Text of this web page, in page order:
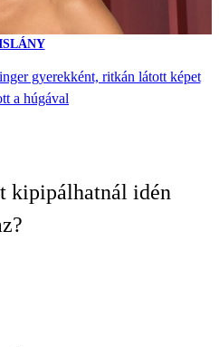
gyerekként, ritkán látott képet
a húgával
kipipálhatnál idén